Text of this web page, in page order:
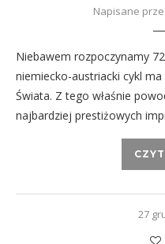
Napisane
Niebawem rozpoczynamy
niemiecko-austriacki cykl
Świata. Z tego właśnie
najbardziej prestiżowych
27